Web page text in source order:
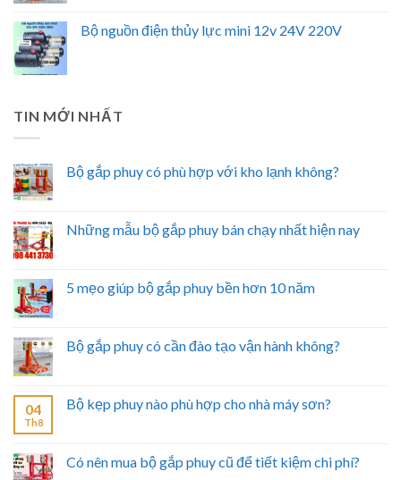
Bộ nguồn điện thủy lực mini 12v 24V 220V
TIN MỚI NHẤT
Bộ gắp phuy có phù hợp với kho lạnh không?
Những mẫu bộ gắp phuy bán chạy nhất hiện nay
5 mẹo giúp bộ gắp phuy bền hơn 10 năm
Bộ gắp phuy có cần đào tạo vận hành không?
04
Th8
Bộ kẹp phuy nào phù hợp cho nhà máy sơn?
Có nên mua bộ gắp phuy cũ để tiết kiệm chi phí?